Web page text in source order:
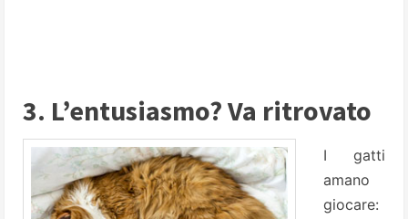
3. L’entusiasmo? Va ritrovato
I gatti
amano
giocare: